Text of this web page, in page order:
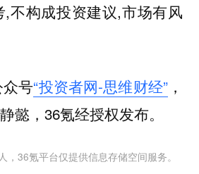
,不构成投资建议,市场有风
号“投资者网-思维财经”，
懿，36氪经授权发布。
，36氪平台仅提供信息存储空间服务。